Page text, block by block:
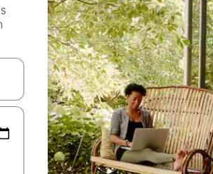
usando las teclas de las flechas